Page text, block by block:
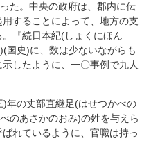
た。中央の政府は、郡内に伝
することによって、地方の支
『続日本紀(しょくにほん
国史)に、数は少ないながらも
したように、一〇事例で九人
年の丈部直継足(はせつかべの
のあさかのおみ)の姓を与えら
れているように、官職は持っ